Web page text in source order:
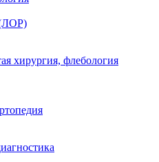
хирургия, флебология